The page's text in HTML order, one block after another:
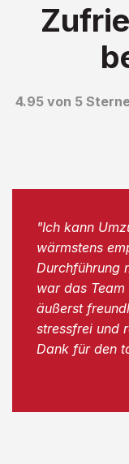
4.95 von 5
"Ich kann
wärmstens
Durchführung
war das
äußerst
stressfrei und
Dank für den